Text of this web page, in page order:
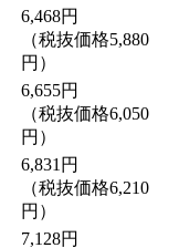
6,468円
（税抜価格5,880
円）
6,655円
（税抜価格6,050
円）
6,831円
（税抜価格6,210
円）
7,128円